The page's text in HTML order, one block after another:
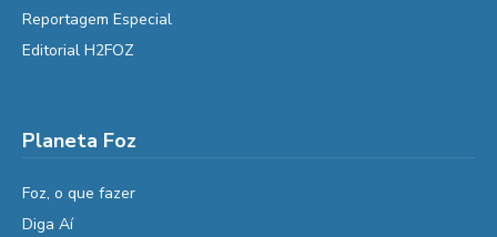
Reportagem Especial
Editorial H2FOZ
Planeta Foz
Foz, o que fazer
Diga Aí